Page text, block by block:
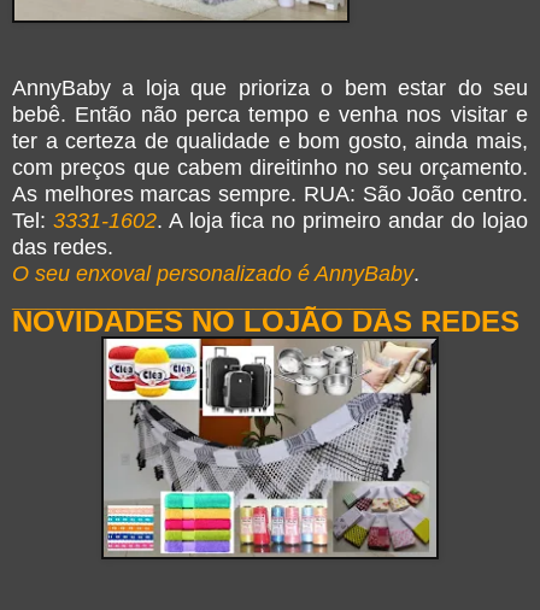
AnnyBaby a loja que prioriza o bem estar do seu
bebê. Então não perca tempo e venha nos visitar e
ter a certeza de qualidade e bom gosto, ainda mais,
com preços que cabem direitinho no seu orçamento.
As melhores marcas sempre. RUA: São João centro.
Tel: 3331-1602. A loja fica no primeiro andar do lojao
das redes.
O seu enxoval personalizado é AnnyBaby.
NOVIDADES NO LOJÃO DAS REDES